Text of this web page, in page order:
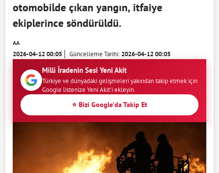
otomobilde çıkan yangın, itfaiye
ekiplerince söndürüldü.
AA
2026-04-12 00:05 Güncelleme Tarihi:2026-04-12 00:05
Milli İradenin Sesi Yeni Akit
Türkiye ve dünyadaki gelişmeleri yakından takip etmek için
Google listenize Yeni Akit'i ekleyin.
⭐ Bizi Google'da Takip Et